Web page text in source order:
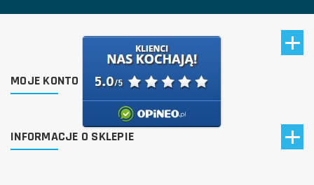
MOJE KONTO
INFORMACJE O SKLEPIE